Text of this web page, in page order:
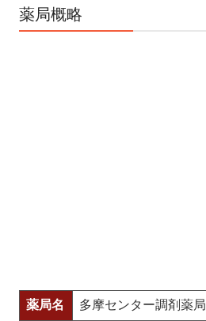
リンク集
薬局概略
薬局名 多摩センター調剤薬局